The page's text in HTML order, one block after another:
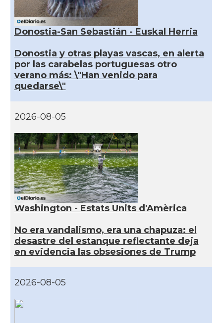
Donostia-San Sebastián - Euskal Herria
Donostia y otras playas vascas, en alerta
por las carabelas portuguesas otro
verano más: \"Han venido para
quedarse\"
2026-08-05
Washington - Estats Units d'Amèrica
No era vandalismo, era una chapuza: el
desastre del estanque reflectante deja
en evidencia las obsesiones de Trump
2026-08-05